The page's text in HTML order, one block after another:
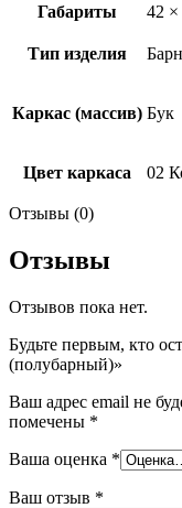
Габариты
42 ×
Тип изделия
Каркас (массив) Бук
Цвет каркаса 02
Отзывы (0)
Отзывы
Отзывов пока нет.
Будьте первым, кто
(полубарный)»
Ваш адрес email не
помечены *
Ваша оценка *
Ваш отзыв *